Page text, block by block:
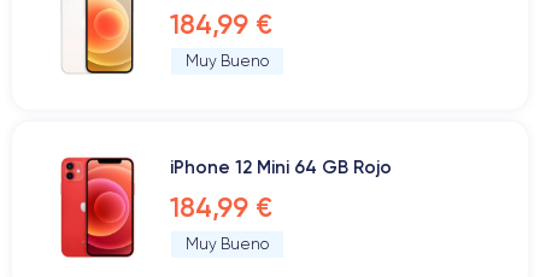
184,99 €
Muy Bueno
iPhone 12 Mini 64 GB Rojo
184,99 €
Muy Bueno